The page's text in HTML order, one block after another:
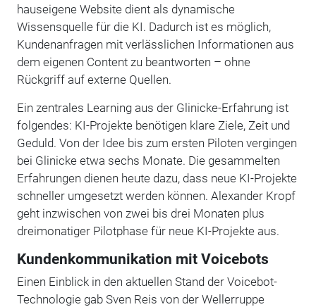
hauseigene Website dient als dynamische
Wissensquelle für die KI. Dadurch ist es möglich,
Kundenanfragen mit verlässlichen Informationen aus
dem eigenen Content zu beantworten – ohne
Rückgriff auf externe Quellen.
Ein zentrales Learning aus der Glinicke-Erfahrung ist
folgendes: KI-Projekte benötigen klare Ziele, Zeit und
Geduld. Von der Idee bis zum ersten Piloten vergingen
bei Glinicke etwa sechs Monate. Die gesammelten
Erfahrungen dienen heute dazu, dass neue KI-Projekte
schneller umgesetzt werden können. Alexander Kropf
geht inzwischen von zwei bis drei Monaten plus
dreimonatiger Pilotphase für neue KI-Projekte aus.
Kundenkommunikation mit Voicebots
Einen Einblick in den aktuellen Stand der Voicebot-
Technologie gab Sven Reis von der Wellerruppe